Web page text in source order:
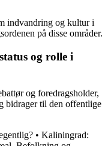
indvandring og kultur i
på disse områder.
og rolle i
og foredragsholder,
bidrager til den offentlige
• Kaliningrad: